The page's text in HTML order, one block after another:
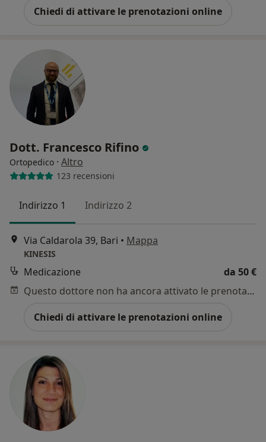
Chiedi di attivare le prenotazioni online
Dott. Francesco Rifino
Ortopedico · Altro
123 recensioni
Indirizzo 1 Indirizzo 2
Via Caldarola 39, Bari • Mappa
KINESIS
Medicazione
da 50 €
Questo dottore non ha ancora attivato le prenotazioni online presso questo indirizzo.
Chiedi di attivare le prenotazioni online